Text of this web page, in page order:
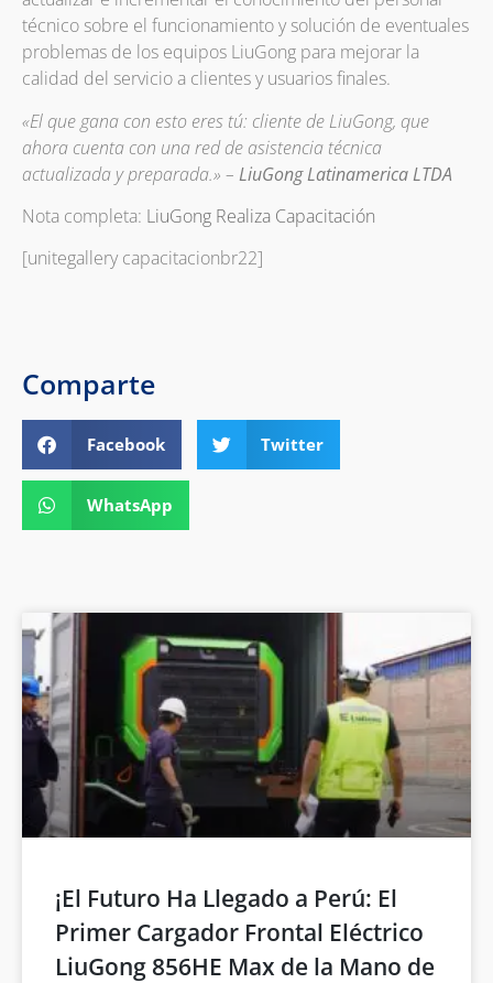
técnico sobre el funcionamiento y solución de eventuales
problemas de los equipos LiuGong para mejorar la
calidad del servicio a clientes y usuarios finales.
«El que gana con esto eres tú: cliente de LiuGong, que
ahora cuenta con una red de asistencia técnica
actualizada y preparada.» – LiuGong Latinamerica LTDA
Nota completa: LiuGong Realiza Capacitación
[unitegallery capacitacionbr22]
Comparte
Facebook Twitter
WhatsApp
¡El Futuro Ha Llegado a Perú: El
Primer Cargador Frontal Eléctrico
LiuGong 856HE Max de la Mano de